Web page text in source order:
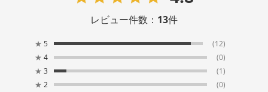
レビュー件数： 13件
★ 5
(12)
★ 4
(0)
★ 3
(1)
★ 2
(0)